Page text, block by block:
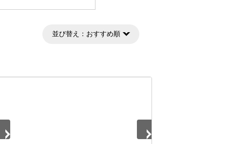
並び替え： おすすめ順